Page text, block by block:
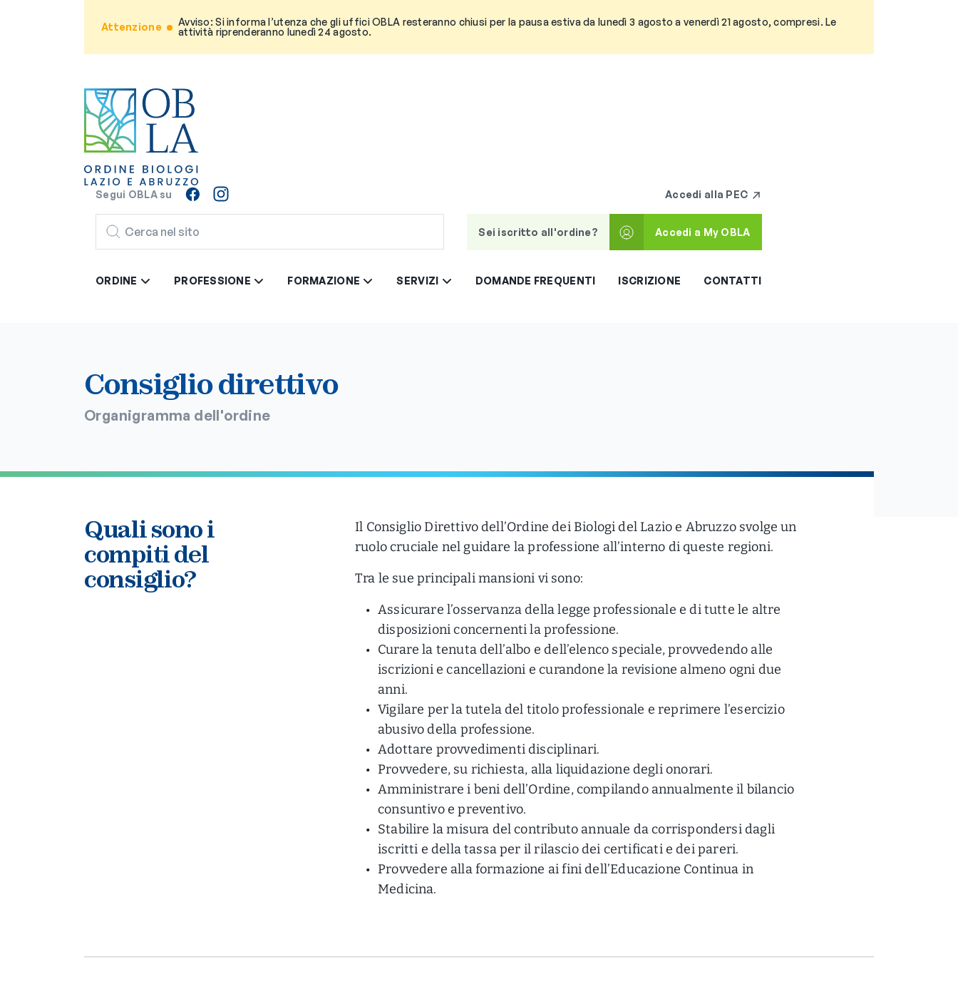
Attenzione
Avviso: Si informa l’utenza che gli uffici OBLA resteranno chiusi per la pausa estiva da lunedì 3 agosto a venerdì 21 agosto, compresi. Le
attività riprenderanno lunedì 24 agosto.
Segui OBLA su Accedi alla PEC
CERCA
Sei iscritto all'ordine?
Accedi a My OBLA
ORDINE PROFESSIONE FORMAZIONE SERVIZI DOMANDE FREQUENTI ISCRIZIONE CONTATTI
Consiglio direttivo
Organigramma dell'ordine
Quali sono i
compiti del
consiglio?
Il Consiglio Direttivo dell’Ordine dei Biologi del Lazio e Abruzzo svolge un
ruolo cruciale nel guidare la professione all’interno di queste regioni.
Tra le sue principali mansioni vi sono:
Assicurare l’osservanza della legge professionale e di tutte le altre
disposizioni concernenti la professione.
Curare la tenuta dell’albo e dell’elenco speciale, provvedendo alle
iscrizioni e cancellazioni e curandone la revisione almeno ogni due
anni.
Vigilare per la tutela del titolo professionale e reprimere l’esercizio
abusivo della professione.
Adottare provvedimenti disciplinari.
Provvedere, su richiesta, alla liquidazione degli onorari.
Amministrare i beni dell’Ordine, compilando annualmente il bilancio
consuntivo e preventivo.
Stabilire la misura del contributo annuale da corrispondersi dagli
iscritti e della tassa per il rilascio dei certificati e dei pareri.
Provvedere alla formazione ai fini dell’Educazione Continua in
Medicina.